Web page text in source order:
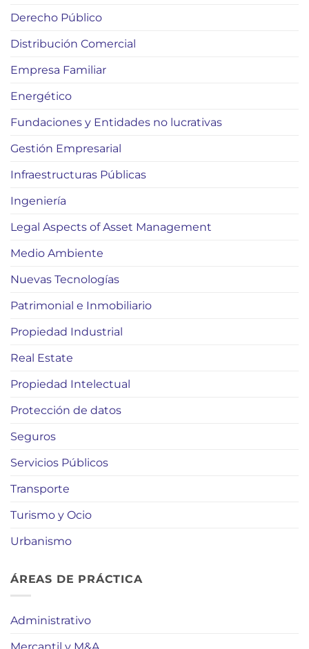
Derecho Público
Distribución Comercial
Empresa Familiar
Energético
Fundaciones y Entidades no lucrativas
Gestión Empresarial
Infraestructuras Públicas
Ingeniería
Legal Aspects of Asset Management
Medio Ambiente
Nuevas Tecnologías
Patrimonial e Inmobiliario
Propiedad Industrial
Real Estate
Propiedad Intelectual
Protección de datos
Seguros
Servicios Públicos
Transporte
Turismo y Ocio
Urbanismo
ÁREAS DE PRÁCTICA
Administrativo